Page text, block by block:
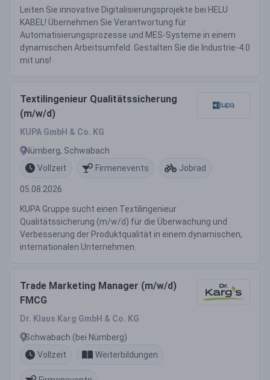
Leiten Sie innovative Digitalisierungsprojekte bei HELU
KABEL! Übernehmen Sie Verantwortung für
Automatisierungsprozesse und MES-Systeme in einem
dynamischen Arbeitsumfeld. Gestalten Sie die Industrie-4.0
mit uns!
Textilingenieur Qualitätssicherung
(m/w/d)
KUPA GmbH & Co. KG
Nürnberg, Schwabach
Vollzeit
Firmenevents Jobrad
05.08.2026
KUPA Gruppe sucht einen Textilingenieur
Qualitätssicherung (m/w/d) für die Überwachung und
Verbesserung der Produktqualität in einem dynamischen,
internationalen Unternehmen.
Trade Marketing Manager (m/w/d)
FMCG
Dr. Klaus Karg GmbH & Co. KG
Schwabach (bei Nürnberg)
Vollzeit
Weiterbildungen